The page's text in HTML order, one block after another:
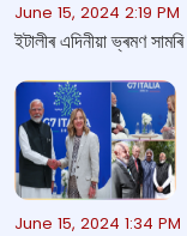
June 15, 2024 2:19 PM
ইটালীৰ এদিনীয়া ভ্ৰমণ
June 15, 2024 1:34 PM